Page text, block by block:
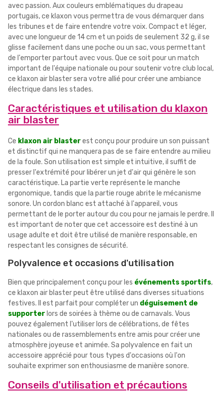
avec passion. Aux couleurs emblématiques du drapeau
portugais, ce klaxon vous permettra de vous démarquer dans
les tribunes et de faire entendre votre voix. Compact et léger,
avec une longueur de 14 cm et un poids de seulement 32 g, il se
glisse facilement dans une poche ou un sac, vous permettant
de l'emporter partout avec vous. Que ce soit pour un match
important de l'équipe nationale ou pour soutenir votre club local,
ce klaxon air blaster sera votre allié pour créer une ambiance
électrique dans les stades.
Caractéristiques et utilisation du klaxon
air blaster
Ce klaxon air blasterest conçu pour produire un son puissant
et distinctif qui ne manquera pas de se faire entendre au milieu
de la foule. Son utilisation est simple et intuitive, il suffit de
presser l'extrémité pour libérer un jet d'air qui génère le son
caractéristique. La partie verte représente le manche
ergonomique, tandis que la partie rouge abrite le mécanisme
sonore. Un cordon blanc est attaché à l'appareil, vous
permettant de le porter autour du cou pour ne jamais le perdre. Il
est important de noter que cet accessoire est destiné à un
usage adulte et doit être utilisé de manière responsable, en
respectant les consignes de sécurité.
Polyvalence et occasions d'utilisation
Bien que principalement conçu pour les événements sportifs,
ce klaxon air blaster peut être utilisé dans diverses situations
festives. Il est parfait pour compléter un déguisement de
supporter lors de soirées à thème ou de carnavals. Vous
pouvez également l'utiliser lors de célébrations, de fêtes
nationales ou de rassemblements entre amis pour créer une
atmosphère joyeuse et animée. Sa polyvalence en fait un
accessoire apprécié pour tous types d'occasions où l'on
souhaite exprimer son enthousiasme de manière sonore.
Conseils d'utilisation et précautions